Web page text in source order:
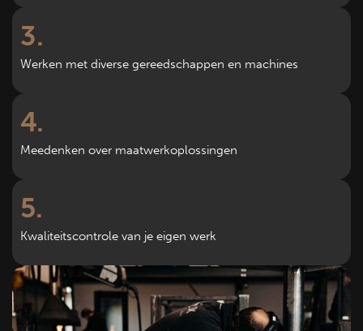
3
Werken met diverse gereedschappen en machines
4
Meedenken over maatwerkoplossingen
5
Kwaliteitscontrole van je eigen werk